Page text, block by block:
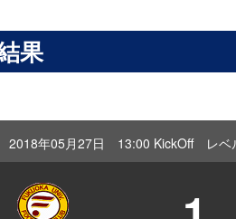
果
2018年05月27日 13:00 KickOff レベ